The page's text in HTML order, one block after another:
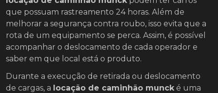
que possuam rastreamento 24 horas. Além de
melhorar a segurança contra roubo, isso evita que a
rota de um equipamento se perca. Assim, é possível
acompanhar o deslocamento de cada operador e
saber em que local está o produto.
Durante a execução de retirada ou deslocamento
de cargas, a locação de caminhão munck é uma